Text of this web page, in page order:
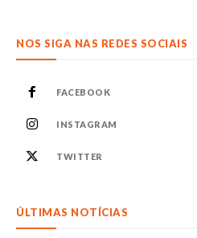
NOS SIGA NAS REDES SOCIAIS
FACEBOOK
INSTAGRAM
TWITTER
ÚLTIMAS NOTÍCIAS